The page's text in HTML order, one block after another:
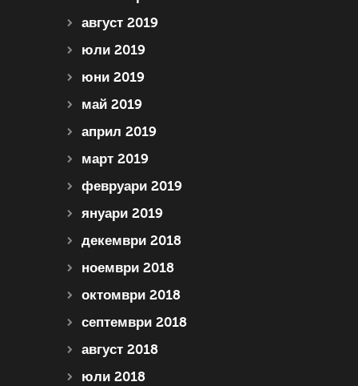
август 2019
юли 2019
юни 2019
май 2019
април 2019
март 2019
февруари 2019
януари 2019
декември 2018
ноември 2018
октомври 2018
септември 2018
август 2018
юли 2018